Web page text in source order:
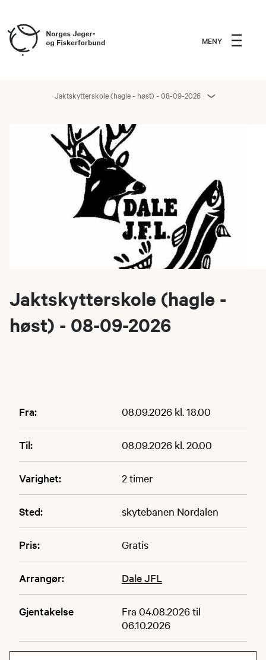
MENY
Jaktskytterskole (hagle - høst) - 08-09-2026
Jaktskytterskole (hagle -
høst) - 08-09-2026
Fra: 08.09.2026 kl. 18.00
Til: 08.09.2026 kl. 20.00
Varighet: 2 timer
Sted: skytebanen Nordalen
Pris: Gratis
Arrangør: Dale JFL
Gjentakelse
Fra 04.08.2026 til
06.10.2026